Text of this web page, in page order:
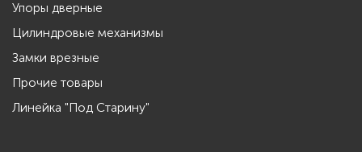
Упоры дверные
Цилиндровые механизмы
Замки врезные
Прочие товары
Линейка "Под Старину"